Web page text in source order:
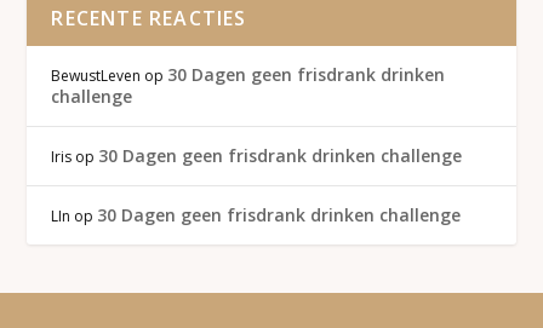
RECENTE REACTIES
BewustLeven op 30 Dagen geen frisdrank drinken
challenge
Iris op 30 Dagen geen frisdrank drinken challenge
LIn op 30 Dagen geen frisdrank drinken challenge